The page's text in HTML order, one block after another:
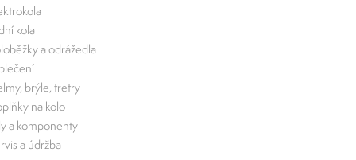
kola
a odrážedla
brýle, tretry
na kolo
a komponenty
a údržba